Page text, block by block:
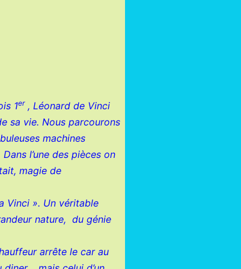
1er, Léonard de Vinci
sa vie. Nous parcourons
machines
l’une des pièces on
magie de
Vinci ». Un véritable
nature, du génie
arrête le car au